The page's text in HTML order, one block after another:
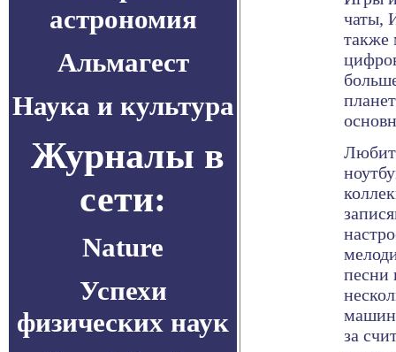
астрономия
Альмагест
Наука и культура
Журналы в
сети:
Nature
Успехи
физических наук
чаты,
также
песни
за